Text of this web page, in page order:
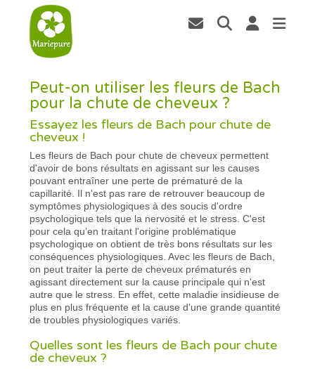
Peut-on utiliser les fleurs de Bach
pour la chute de cheveux ?
Essayez les fleurs de Bach pour chute de
cheveux !
Les fleurs de Bach pour chute de cheveux permettent
d'avoir de bons résultats en agissant sur les causes
pouvant entraîner une perte de prématuré de la
capillarité. Il n'est pas rare de retrouver beaucoup de
symptômes physiologiques à des soucis d'ordre
psychologique tels que la nervosité et le stress. C'est
pour cela qu’en traitant l'origine problématique
psychologique on obtient de très bons résultats sur les
conséquences physiologiques. Avec les fleurs de Bach,
on peut traiter la perte de cheveux prématurés en
agissant directement sur la cause principale qui n'est
autre que le stress. En effet, cette maladie insidieuse de
plus en plus fréquente et la cause d'une grande quantité
de troubles physiologiques variés.
Quelles sont les fleurs de Bach pour chute
de cheveux ?